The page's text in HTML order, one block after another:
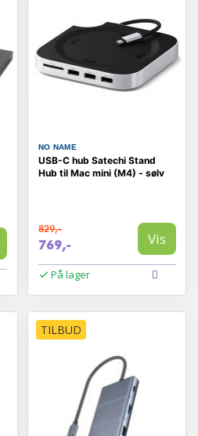
NO NAME
USB-C hub Satechi Stand
Hub til Mac mini (M4) - sølv
829,-
769,- Vis
På lager
TILBUD